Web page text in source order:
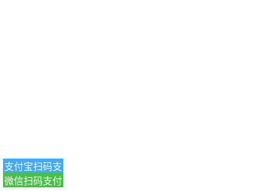
支付宝扫码支
付
微信扫码支付